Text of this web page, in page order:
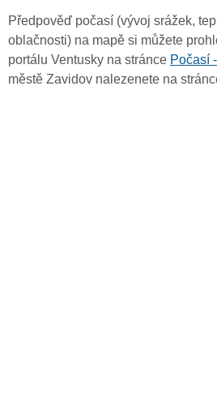
Předpověď počasí (vývoj srážek,
oblačnosti) na mapě si můžete
portálu Ventusky na stránce Počasí
městě Zavidov nalezenete na